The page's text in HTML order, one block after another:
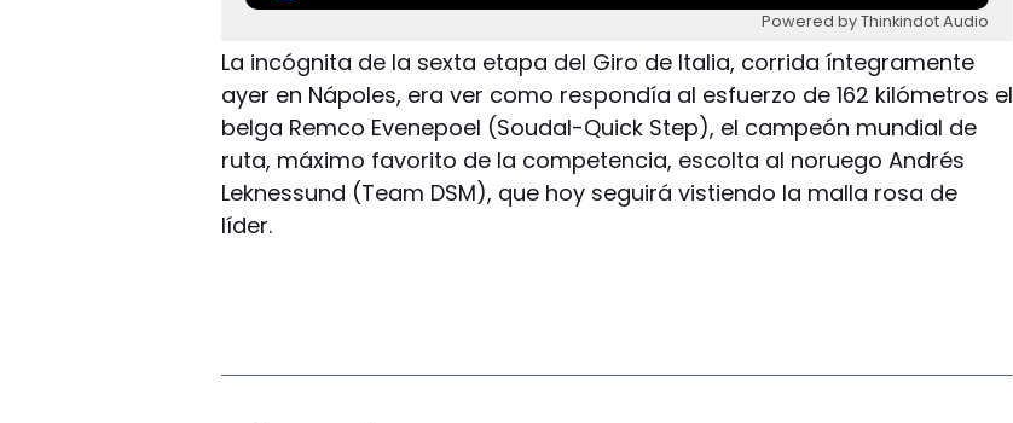
Powered by Thinkindot Audio
La incógnita de la sexta etapa del Giro de Italia, corrida íntegramente
ayer en Nápoles, era ver como respondía al esfuerzo de 162 kilómetros el
belga Remco Evenepoel (Soudal-Quick Step), el campeón mundial de
ruta, máximo favorito de la competencia, escolta al noruego Andrés
Leknessund (Team DSM), que hoy seguirá vistiendo la malla rosa de
líder.